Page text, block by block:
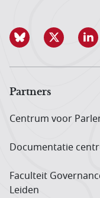
Partners
Centrum voor
Documentatie
Faculteit
Leiden